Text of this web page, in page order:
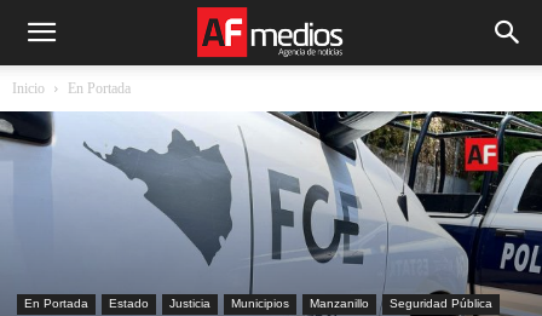
Inicio En Portada
En Portada Estado Justicia Municipios Manzanillo Seguridad Pública